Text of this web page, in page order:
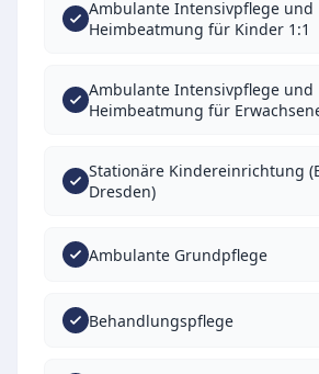
Ambulante Intensivpflege und
Heimbeatmung für Kinder 1:1
Ambulante Intensivpflege und
Heimbeatmung für
Stationäre Kindereinrichtung
Dresden)
Ambulante Grundpflege
Behandlungspflege